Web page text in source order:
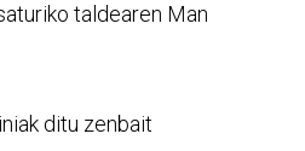
taldearen Man
ditu zenbait